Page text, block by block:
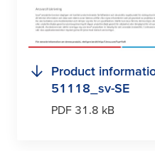
Product
51118_sv-SE
PDF 31.8 kB